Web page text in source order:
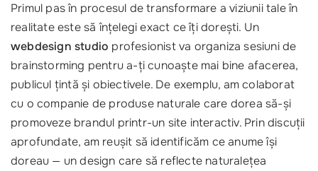
Primul pas în procesul de transformare a viziunii tale în
realitate este să înțelegi exact ce îți dorești. Un
webdesign studio profesionist va organiza sesiuni de
brainstorming pentru a-ți cunoaște mai bine afacerea,
publicul țintă și obiectivele. De exemplu, am colaborat
cu o companie de produse naturale care dorea să-și
promoveze brandul printr-un site interactiv. Prin discuții
aprofundate, am reușit să identificăm ce anume își
doreau — un design care să reflecte naturalețea